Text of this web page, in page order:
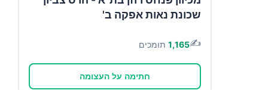
שכונת נאות אפקה ב'
✍️
1,165 תומכים
חתימה על העצומה